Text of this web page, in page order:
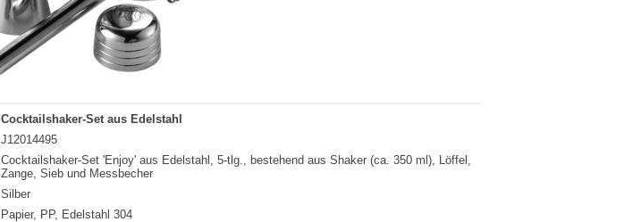
Cocktailshaker-Set aus Edelstahl
J12014495
Cocktailshaker-Set 'Enjoy' aus Edelstahl, 5-tlg., bestehend aus Shaker (ca. 350 ml), Löffel,
Zange, Sieb und Messbecher
Silber
Papier, PP, Edelstahl 304